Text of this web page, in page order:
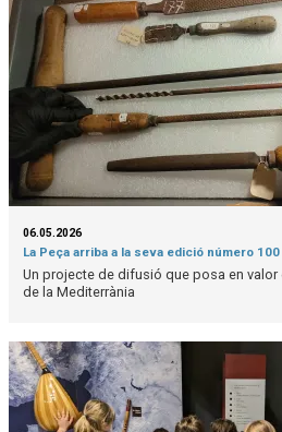
06.05.2026
La Peça arriba a la seva edició número 100
Un projecte de difusió que posa en
de la Mediterrània